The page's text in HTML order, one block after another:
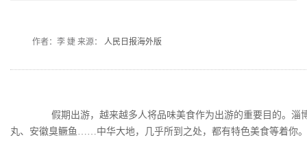
册
作者：李 婕 来源： 人民日报海外版
假期出游，越来越多人将品味美食作为出游的重要目的。淄
丸、安徽臭鳜鱼……中华大地，几乎所到之处，都有特色美食等着你。